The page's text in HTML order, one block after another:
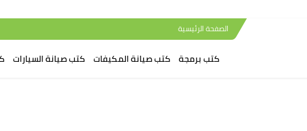
الصفحة الرئيسية
كتب برمجة كتب صيانة المكيفات كتب صيانة السيارات